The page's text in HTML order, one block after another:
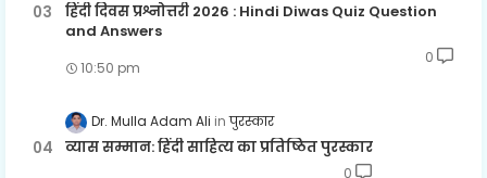
हिंदी दिवस प्रश्नोत्तरी 2026 : Hindi Diwas Quiz Question
and Answers
10:50 pm
0
Dr. Mulla Adam Ali पुरस्कार
व्यास सम्मान: हिंदी साहित्य का प्रतिष्ठित पुरस्कार
0